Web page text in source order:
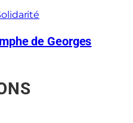
de Georges